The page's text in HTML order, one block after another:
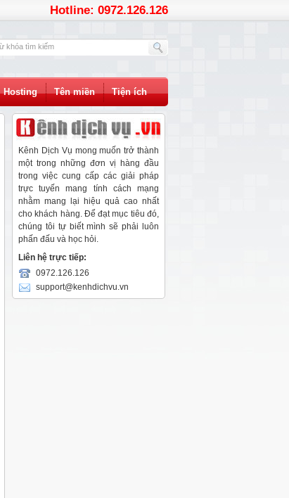
Hotline: 0972.126.126
Hosting Tên miền Tiện ích
Kênh Dịch Vụ mong muốn trở thành
một trong những đơn vị hàng đầu
trong việc cung cấp các giải pháp
trực tuyến mang tính cách mạng
nhằm mang lại hiệu quả cao nhất
cho khách hàng. Để đạt mục tiêu đó,
chúng tôi tự biết mình sẽ phải luôn
phấn đấu và học hỏi.
Liên hệ trực tiếp:
0972.126.126
support@kenhdichvu.vn